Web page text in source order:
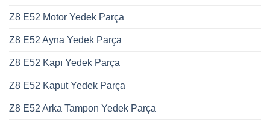
Z8 E52 Motor Yedek Parça
Z8 E52 Ayna Yedek Parça
Z8 E52 Kapı Yedek Parça
Z8 E52 Kaput Yedek Parça
Z8 E52 Arka Tampon Yedek Parça